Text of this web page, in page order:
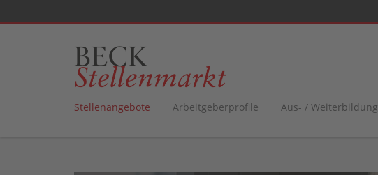
Stellenangebote Arbeitgeberprofile Aus- / Weiterbildung